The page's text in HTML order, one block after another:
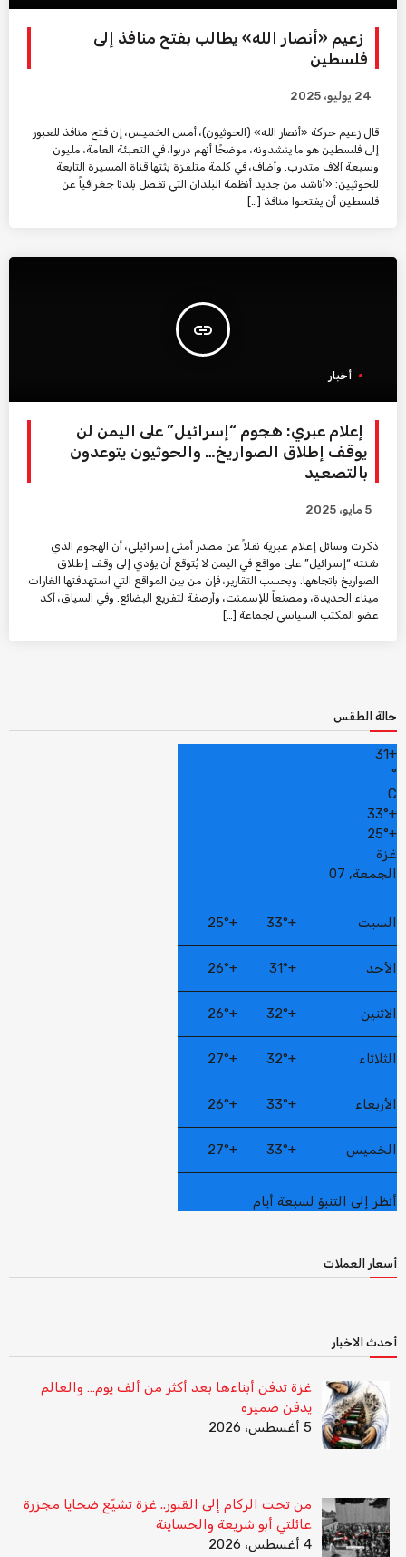
زعيم «أنصار الله» يطالب بفتح منافذ إلى
فلسطين
24 يوليو، 2025
قال زعيم حركة «أنصار الله» (الحوثيون)، أمس الخميس، إن فتح منافذ للعبور
إلى فلسطين هو ما ينشدونه، موضحًا أنهم دربوا، في التعبئة العامة، مليون
وسبعة آلاف متدرب. وأضاف، في كلمة متلفزة بثتها قناة المسيرة التابعة
للحوثيين: «أناشد من جديد أنظمة البلدان التي تفصل بلدنا جغرافياً عن
فلسطين أن يفتحوا منافذ […]
insert_link
أخبار
إعلام عبري: هجوم “إسرائيل” على اليمن لن
يوقف إطلاق الصواريخ… والحوثيون يتوعدون
بالتصعيد
5 مايو، 2025
ذكرت وسائل إعلام عبرية نقلاً عن مصدر أمني إسرائيلي، أن الهجوم الذي
شنته “إسرائيل” على مواقع في اليمن لا يُتوقع أن يؤدي إلى وقف إطلاق
الصواريخ باتجاهها. وبحسب التقارير، فإن من بين المواقع التي استهدفتها الغارات
ميناء الحديدة، ومصنعاً للإسمنت، وأرصفة لتفريغ البضائع. وفي السياق، أكد
عضو المكتب السياسي لجماعة […]
حالة الطقس
+
31
°
C
+
33°
+
25°
غزة
الجمعة, 07
السبت +
33°
+
25°
الأحد +
31°
+
26°
الاثنين +
32°
+
26°
الثلاثاء +
32°
+
27°
الأربعاء +
33°
+
26°
الخميس +
33°
+
27°
أنظر إلى التنبؤ لسبعة أيام
أسعار العملات
أحدث الاخبار
غزة تدفن أبناءها بعد أكثر من ألف يوم… والعالم
يدفن ضميره
5 أغسطس، 2026
من تحت الركام إلى القبور.. غزة تشيّع ضحايا مجزرة
عائلتي أبو شريعة والحساينة
4 أغسطس، 2026